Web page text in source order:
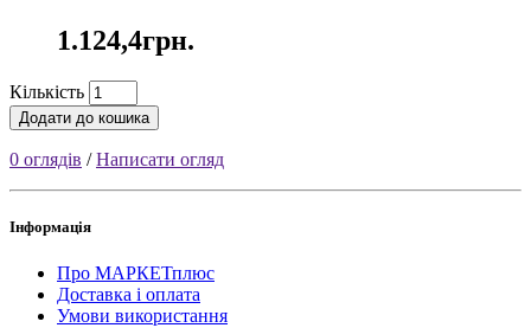
1.124,4грн.
Кількість
Додати до кошика
0 оглядів /Написати огляд
Інформація
Про МАРКЕТплюс
Доставка і оплата
Умови використання